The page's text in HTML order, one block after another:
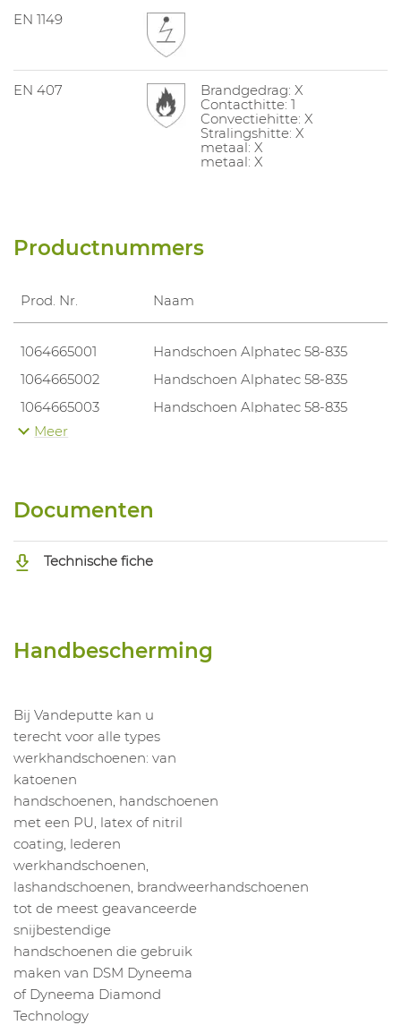
EN 1149
EN 407
Brandgedrag: X
Contacthitte: 1
Convectiehitte: X
Stralingshitte: X
metaal: X
metaal: X
Productnummers
Prod. Nr. Naam
1064665001
Handschoen Alphatec 58-835
1064665002
Handschoen Alphatec 58-835
1064665003
Handschoen Alphatec 58-835
1064665004
Meer
Documenten
Technische fiche
Handbescherming
Bij Vandeputte kan u
terecht voor alle types
werkhandschoenen: van
katoenen
handschoenen, handschoenen
met een PU, latex of nitril
coating, lederen
werkhandschoenen,
lashandschoenen, brandweerhandschoenen
tot de meest geavanceerde
snijbestendige
handschoenen die gebruik
maken van DSM Dyneema
of Dyneema Diamond
Technology